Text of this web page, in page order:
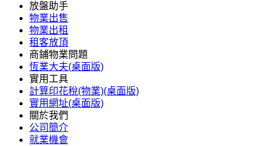
放盤助手
物業出售
物業出租
租客放頂
商鋪物業問題
恆業大夫(桌面版)
實用工具
計算印花稅(物業)(桌面版)
實用網址(桌面版)
關於我們
公司簡介
就業機會